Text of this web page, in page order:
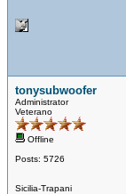
tonysubwoofer
Administrator
Veterano
Offline
Posts: 5726
Sicilia-Trapani